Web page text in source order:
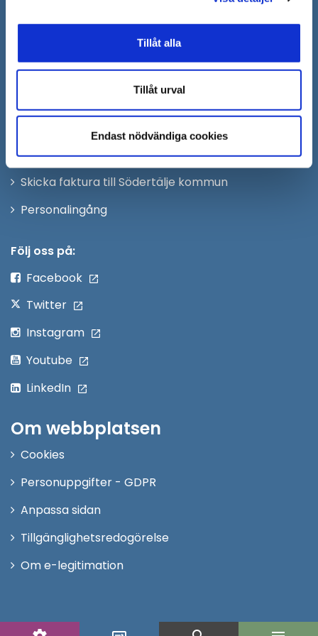
Tillåt alla
Tillåt urval
Endast nödvändiga cookies
Öppna
i
Synpunkter och felanmälan
i
fönster
Anslagstavla
Skicka faktura till Södertälje kommun
PersonalingångÖppna
Följ oss på:
Facebook
Twitter
Instagram
Youtube
LinkedIn
Om webbplatsen
Cookies
Personuppgifter - GDPR
Anpassa sidan
Tillgänglighetsredogörelse
Om e-legitimation